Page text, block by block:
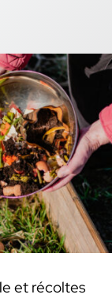
et récoltes